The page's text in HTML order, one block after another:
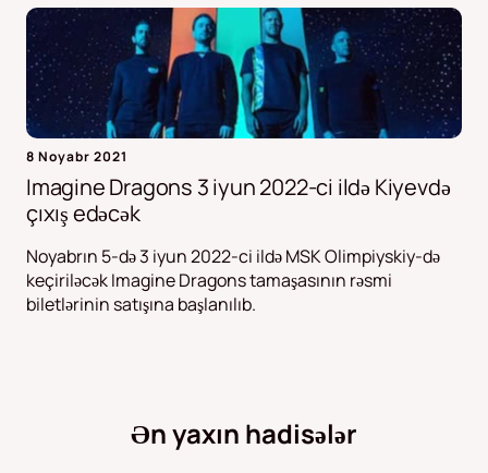
8 Noyabr 2021
Imagine Dragons 3 iyun 2022-ci ildə Kiyevdə
çıxış edəcək
Noyabrın 5-də 3 iyun 2022-ci ildə MSK Olimpiyskiy-də
keçiriləcək Imagine Dragons tamaşasının rəsmi
biletlərinin satışına başlanılıb.
Ən yaxın hadisələr